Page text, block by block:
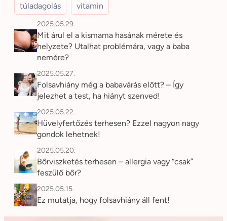
túladagolás vitamin
2025.05.29.
Mit árul el a kismama hasának mérete és
helyzete? Utalhat problémára, vagy a baba
nemére?
2025.05.27.
Folsavhiány még a babavárás előtt? – Így
jelezhet a test, ha hiányt szenved!
2025.05.22.
Hüvelyfertőzés terhesen? Ezzel nagyon nagy
gondok lehetnek!
2025.05.20.
Bőrviszketés terhesen – allergia vagy “csak”
feszülő bőr?
2025.05.15.
Ez mutatja, hogy folsavhiány áll fent!